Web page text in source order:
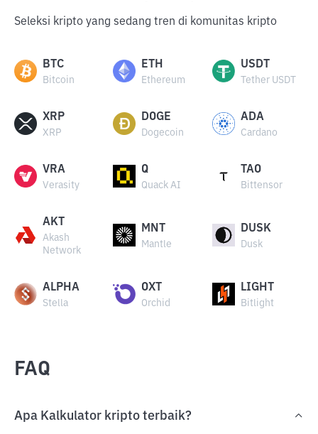
Seleksi kripto yang sedang tren di komunitas kripto
BTC
Bitcoin
ETH
Ethereum
USDT
Tether USDT
XRP
XRP
DOGE
Dogecoin
ADA
Cardano
VRA
Verasity
Q
Quack AI
TAO
Bittensor
AKT
Akash
Network
MNT
Mantle
DUSK
Dusk
ALPHA
Stella
OXT
Orchid
LIGHT
Bitlight
FAQ
Apa Kalkulator kripto terbaik?